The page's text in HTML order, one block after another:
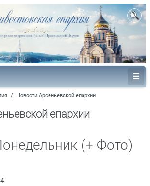
/ Новости Арсеньевской епархии
епархии
(+ Фото)